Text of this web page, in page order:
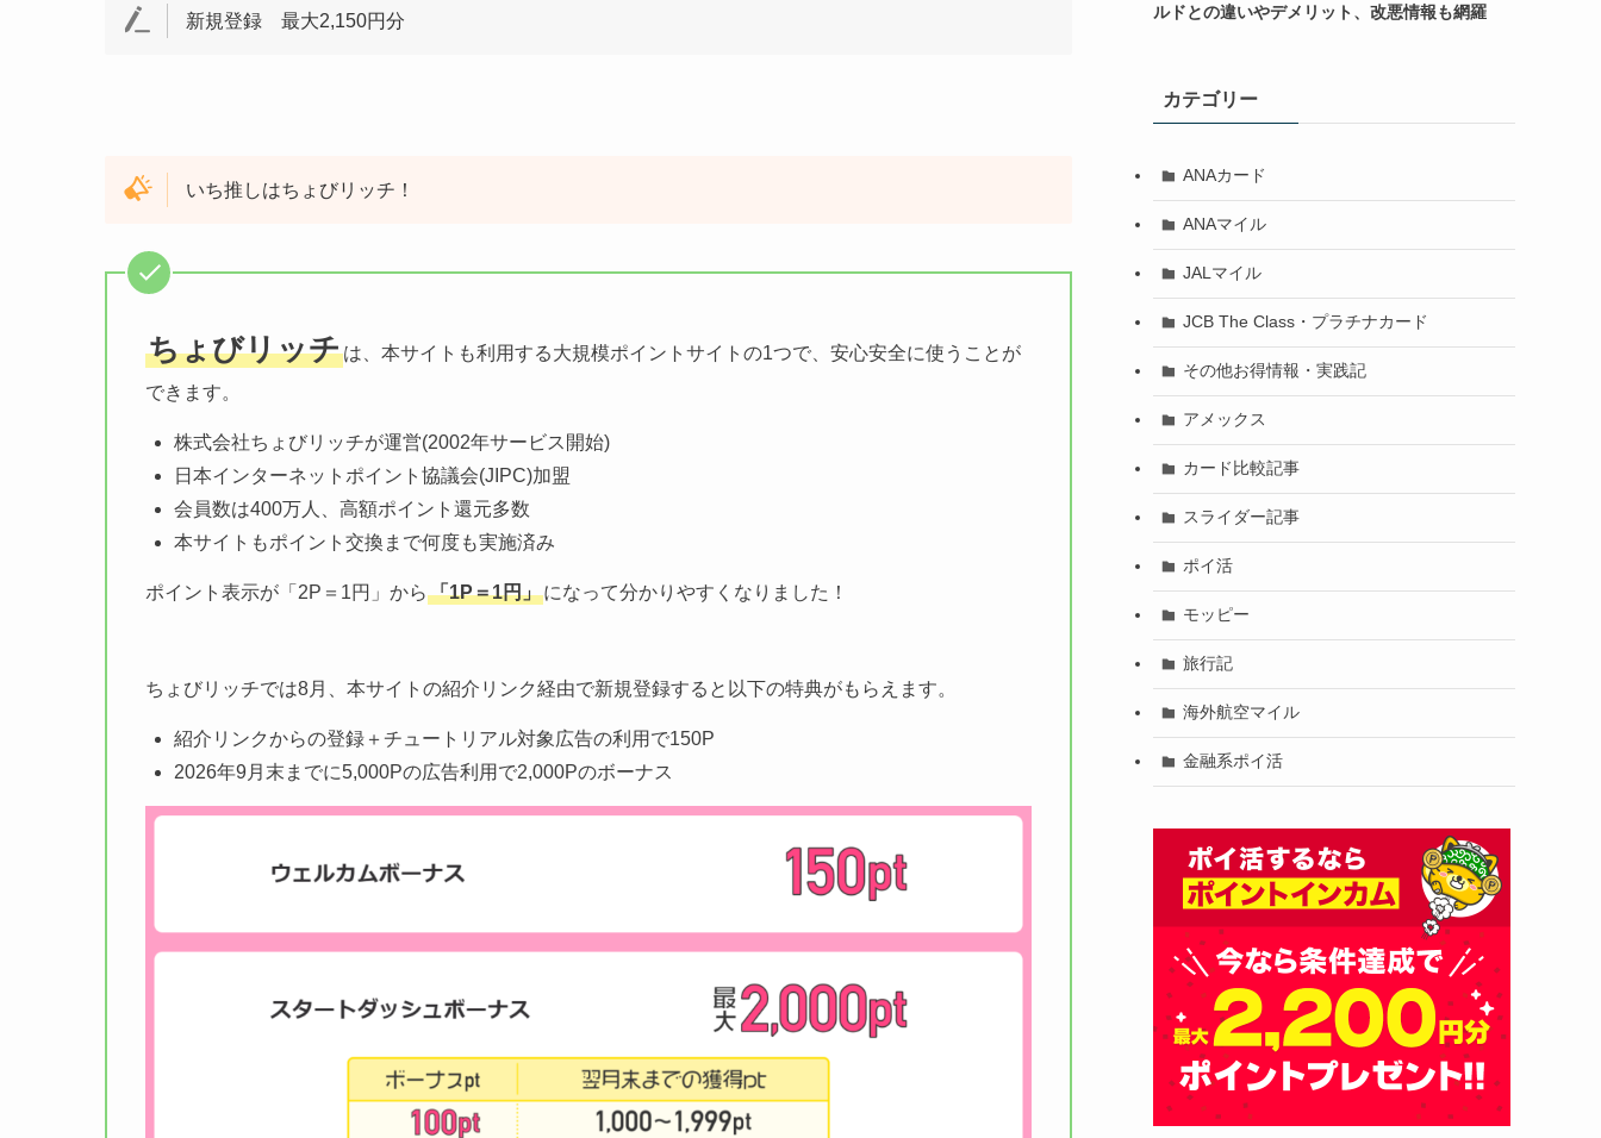
新規登録 最大2,150円分
いち推しはちょびリッチ！
ちょびリッチは、本サイトも利用する大規模ポイントサイトの1つで、安心安全に使うことが
できます。
株式会社ちょびリッチが運営(2002年サービス開始)
日本インターネットポイント協議会(JIPC)加盟
会員数は400万人、高額ポイント還元多数
本サイトもポイント交換まで何度も実施済み
ポイント表示が「2P＝1円」から 「1P＝1円」になって分かりやすくなりました！
ちょびリッチでは8月、本サイトの紹介リンク経由で新規登録すると以下の特典がもらえます。
紹介リンクからの登録＋チュートリアル対象広告の利用で150P
2026年9月末までに5,000Pの広告利用で2,000Pのボーナス
ルドとの違いやデメリット、改悪情報も網羅
カテゴリー
ANAカード
ANAマイル
JALマイル
JCB The Class・プラチナカード
その他お得情報・実践記
アメックス
カード比較記事
スライダー記事
ポイ活
モッピー
旅行記
海外航空マイル
金融系ポイ活